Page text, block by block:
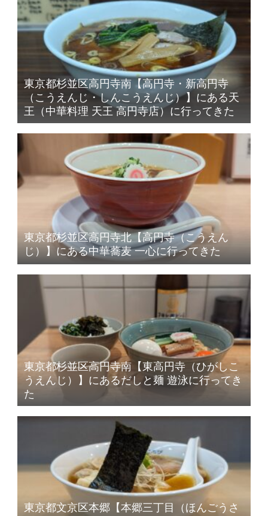
東京都杉並区高円寺南【高円寺・新高円寺
（こうえんじ・しんこうえんじ）】にある天
王（中華料理 天王 高円寺店）に行ってきた
東京都杉並区高円寺北【高円寺（こうえん
じ）】にある中華蕎麦 一心に行ってきた
東京都杉並区高円寺南【東高円寺（ひがしこ
うえんじ）】にあるだしと麺 遊泳に行ってき
た
東京都文京区本郷【本郷三丁目（ほんごうさ